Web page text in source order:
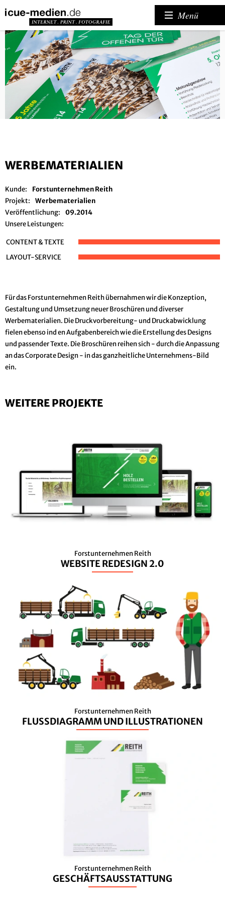
Menü
WERBEMATERIALIEN
Kunde:
Forstunternehmen Reith
Projekt:
Werbematerialien
Veröffentlichung:
09.2014
Unsere Leistungen:
CONTENT & TEXTE
LAYOUT-SERVICE
Für das Forstunternehmen Reith übernahmen wir die Konzeption,
Gestaltung und Umsetzung neuer Broschüren und diverser
Werbematerialien. Die Druckvorbereitung- und Druckabwicklung
fielen ebenso ind en Aufgabenbereich wie die Erstellung des Designs
und passender Texte. Die Broschüren reihen sich - durch die Anpassung
an das Corporate Design - in das ganzheitliche Unternehmens-Bild
ein.
WEITERE PROJEKTE
Forstunternehmen Reith
WEBSITE REDESIGN 2.0
Forstunternehmen Reith
FLUSSDIAGRAMM UND ILLUSTRATIONEN
Forstunternehmen Reith
GESCHÄFTSAUSSTATTUNG